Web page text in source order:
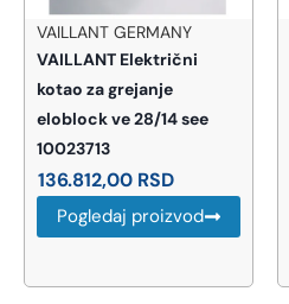
VAILLANT GERMANY
VAILLANT Električni
kotao za grejanje
eloblock ve 28/14 see
10023713
136.812,00 RSD
Pogledaj proizvod